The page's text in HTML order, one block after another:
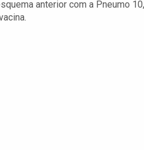
anterior com a Pneumo 10,